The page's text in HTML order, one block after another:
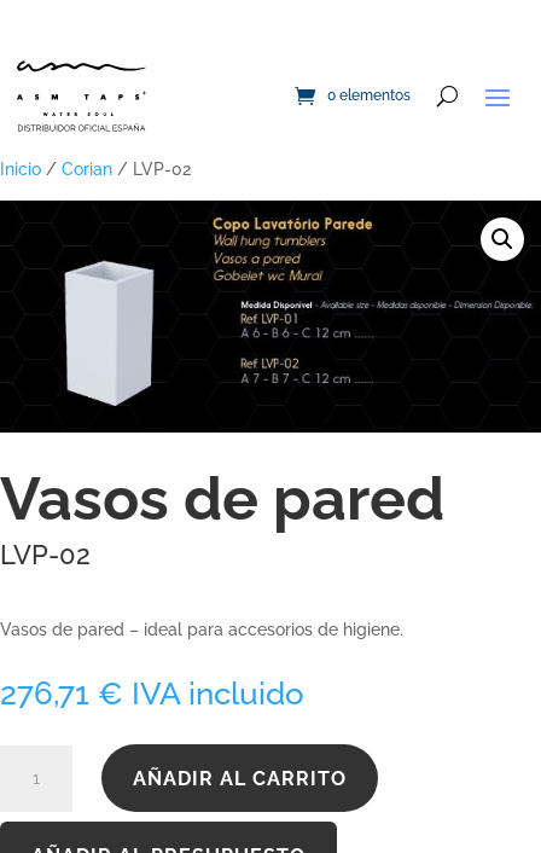
0 elementos
Inicio / Corian / LVP-02
Vasos de pared
LVP-02
Vasos de pared – ideal para accesorios de higiene.
276,71 € IVA incluido
AÑADIR AL CARRITO